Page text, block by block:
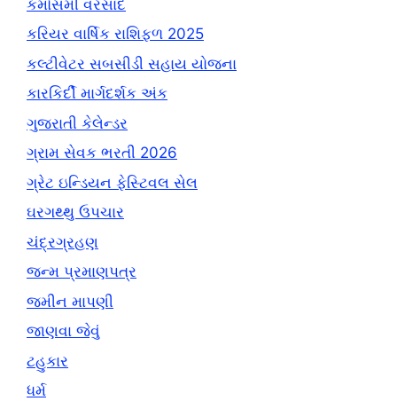
કમોસમી વરસાદ
કરિયર વાર્ષિક રાશિફળ 2025
કલ્ટીવેટર સબસીડી સહાય યોજના
કારકિર્દી માર્ગદર્શક અંક
ગુજરાતી કેલેન્ડર
ગ્રામ સેવક ભરતી 2026
ગ્રેટ ઇન્ડિયન ફેસ્ટિવલ સેલ
ઘરગથ્થુ ઉપચાર
ચંદ્રગ્રહણ
જન્મ પ્રમાણપત્ર
જમીન માપણી
જાણવા જેવું
ટહુકાર
ધર્મ